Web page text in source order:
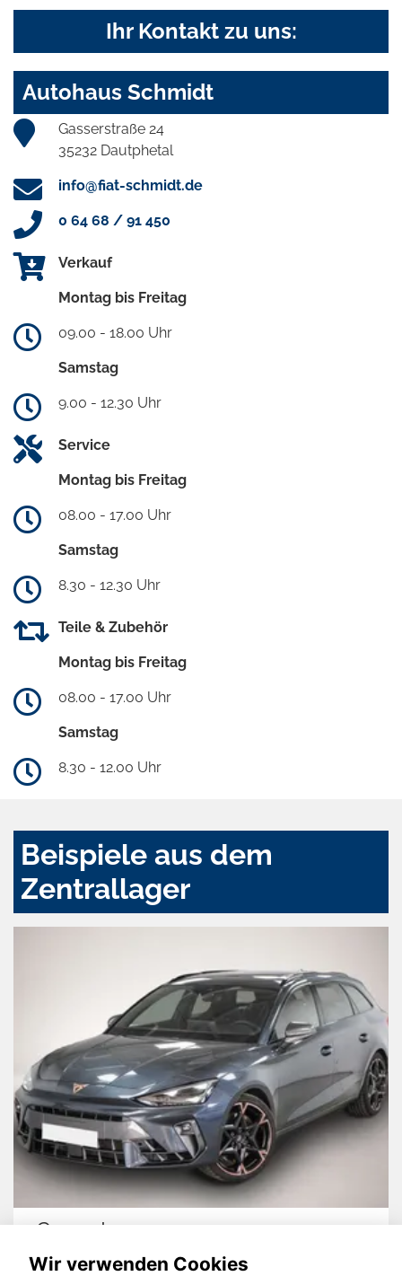
Ihr Kontakt zu uns:
Autohaus Schmidt
Gasserstraße 24
35232 Dautphetal
info@fiat-schmidt.de
0 64 68 / 91 450
Verkauf
Montag bis Freitag
09.00 - 18.00 Uhr
Samstag
9.00 - 12.30 Uhr
Service
Montag bis Freitag
08.00 - 17.00 Uhr
Samstag
8.30 - 12.30 Uhr
Teile & Zubehör
Montag bis Freitag
08.00 - 17.00 Uhr
Samstag
8.30 - 12.00 Uhr
Beispiele aus dem
Zentrallager
Cupra Leon
Wir verwenden Cookies